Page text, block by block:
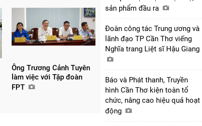
Ông Trương Cảnh Tuyên
làm việc với Tập đoàn
FPT
sản phẩm đầu ra
Đoàn công tác Trung ương và
lãnh đạo TP Cần Thơ viếng
Nghĩa trang Liệt sĩ Hậu Giang
Báo và Phát thanh, Truyền
hình Cần Thơ kiện toàn tổ
chức, nâng cao hiệu quả hoạt
động